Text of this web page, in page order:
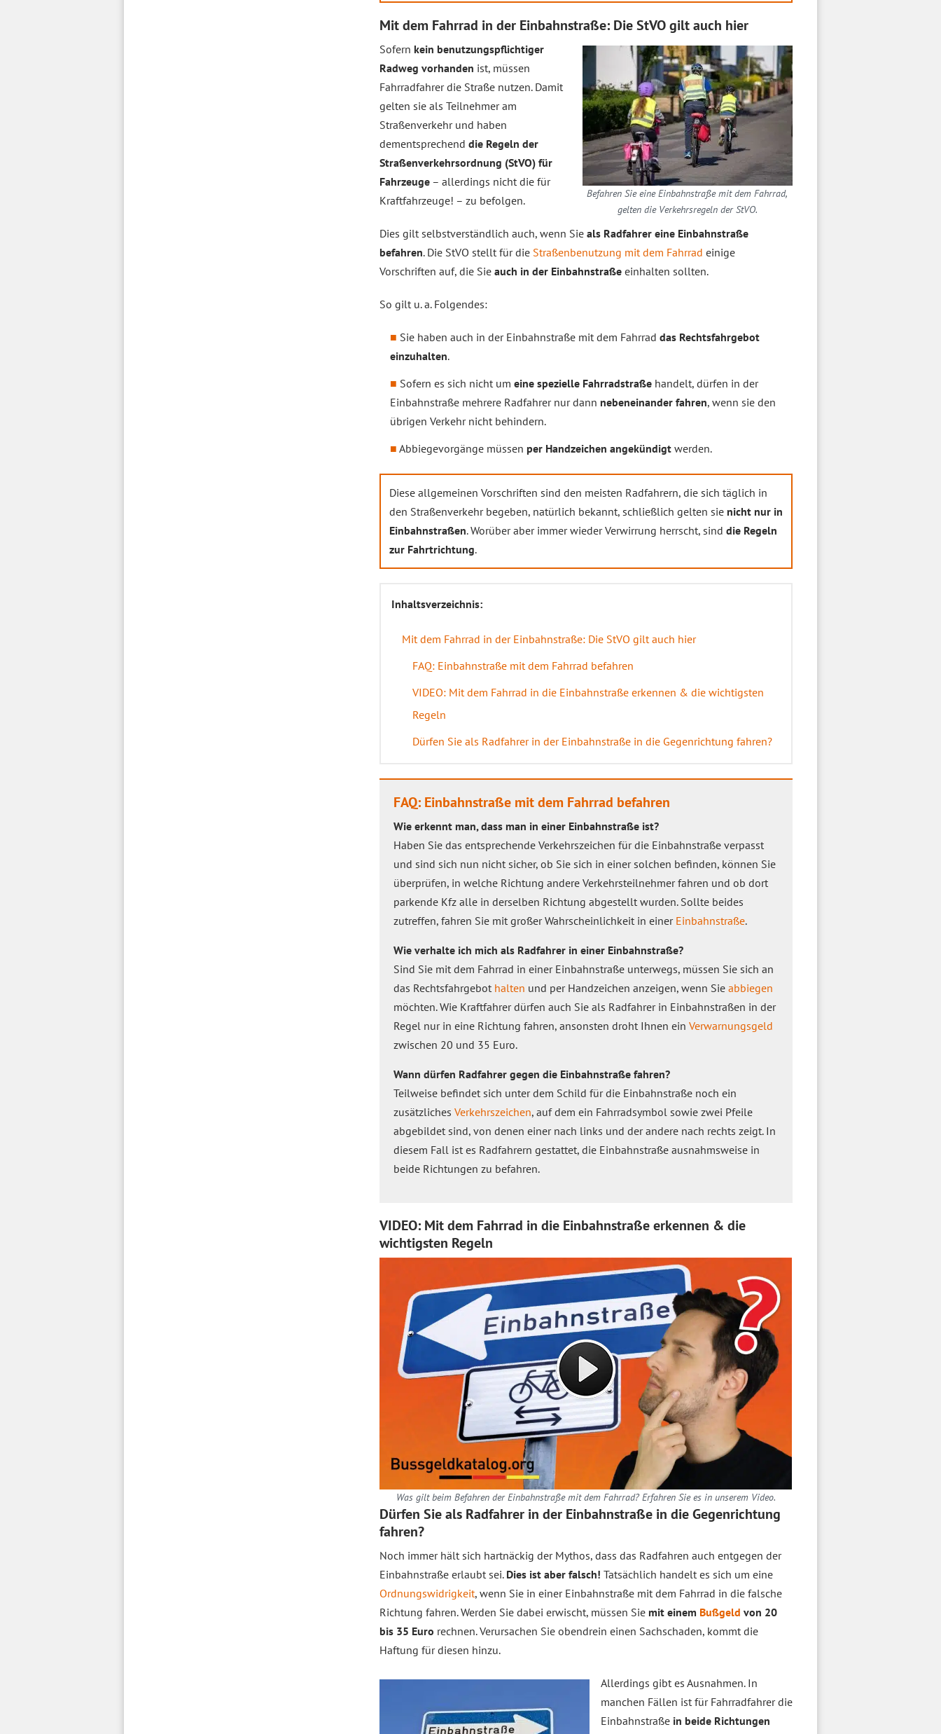
Mit dem Fahrrad in der Einbahnstraße: Die StVO gilt auch hier
Befahren Sie eine Einbahnstraße mit dem Fahrrad,
gelten die Verkehrsregeln der StVO.
Sofern kein benutzungspflichtiger
Radweg vorhanden ist, müssen
Fahrradfahrer die Straße nutzen. Damit
gelten sie als Teilnehmer am
Straßenverkehr und haben
dementsprechend die Regeln der
Straßenverkehrsordnung (StVO) für
Fahrzeuge– allerdings nicht die für
Kraftfahrzeuge! – zu befolgen.
Dies gilt selbstverständlich auch, wenn Sie als Radfahrer eine Einbahnstraße
befahren. Die StVO stellt für die Straßenbenutzung mit dem Fahrrad einige
Vorschriften auf, die Sie auch in der Einbahnstraßeeinhalten sollten.
So gilt u. a. Folgendes:
Sie haben auch in der Einbahnstraße mit dem Fahrrad das Rechtsfahrgebot
einzuhalten.
Sofern es sich nicht um eine spezielle Fahrradstraßehandelt, dürfen in der
Einbahnstraße mehrere Radfahrer nur dann nebeneinander fahren, wenn sie den
übrigen Verkehr nicht behindern.
Abbiegevorgänge müssen per Handzeichen angekündigtwerden.
Diese allgemeinen Vorschriften sind den meisten Radfahrern, die sich täglich in
den Straßenverkehr begeben, natürlich bekannt, schließlich gelten sie nicht nur in
Einbahnstraßen. Worüber aber immer wieder Verwirrung herrscht, sind die Regeln
zur Fahrtrichtung.
Inhaltsverzeichnis:
Mit dem Fahrrad in der Einbahnstraße: Die StVO gilt auch hier
FAQ: Einbahnstraße mit dem Fahrrad befahren
VIDEO: Mit dem Fahrrad in die Einbahnstraße erkennen & die wichtigsten
Regeln
Dürfen Sie als Radfahrer in der Einbahnstraße in die Gegenrichtung fahren?
FAQ: Einbahnstraße mit dem Fahrrad befahren
Wie erkennt man, dass man in einer Einbahnstraße ist?
Haben Sie das entsprechende Verkehrszeichen für die Einbahnstraße verpasst
und sind sich nun nicht sicher, ob Sie sich in einer solchen befinden, können Sie
überprüfen, in welche Richtung andere Verkehrsteilnehmer fahren und ob dort
parkende Kfz alle in derselben Richtung abgestellt wurden. Sollte beides
zutreffen, fahren Sie mit großer Wahrscheinlichkeit in einer Einbahnstraße.
Wie verhalte ich mich als Radfahrer in einer Einbahnstraße?
Sind Sie mit dem Fahrrad in einer Einbahnstraße unterwegs, müssen Sie sich an
das Rechtsfahrgebot halten und per Handzeichen anzeigen, wenn Sie abbiegen
möchten. Wie Kraftfahrer dürfen auch Sie als Radfahrer in Einbahnstraßen in der
Regel nur in eine Richtung fahren, ansonsten droht Ihnen ein Verwarnungsgeld
zwischen 20 und 35 Euro.
Wann dürfen Radfahrer gegen die Einbahnstraße fahren?
Teilweise befindet sich unter dem Schild für die Einbahnstraße noch ein
zusätzliches Verkehrszeichen, auf dem ein Fahrradsymbol sowie zwei Pfeile
abgebildet sind, von denen einer nach links und der andere nach rechts zeigt. In
diesem Fall ist es Radfahrern gestattet, die Einbahnstraße ausnahmsweise in
beide Richtungen zu befahren.
VIDEO: Mit dem Fahrrad in die Einbahnstraße erkennen & die
wichtigsten Regeln
Was gilt beim Befahren der Einbahnstraße mit dem Fahrrad? Erfahren Sie es in unserem Video.
Dürfen Sie als Radfahrer in der Einbahnstraße in die Gegenrichtung
fahren?
Noch immer hält sich hartnäckig der Mythos, dass das Radfahren auch entgegen der
Einbahnstraße erlaubt sei. Dies ist aber falsch! Tatsächlich handelt es sich um eine
Ordnungswidrigkeit, wenn Sie in einer Einbahnstraße mit dem Fahrrad in die falsche
Richtung fahren. Werden Sie dabei erwischt, müssen Sie mit einem Bußgeld von 20
bis 35 Euro rechnen. Verursachen Sie obendrein einen Sachschaden, kommt die
Haftung für diesen hinzu.
Allerdings gibt es Ausnahmen. In
manchen Fällen ist für Fahrradfahrer die
Einbahnstraße in beide Richtungen